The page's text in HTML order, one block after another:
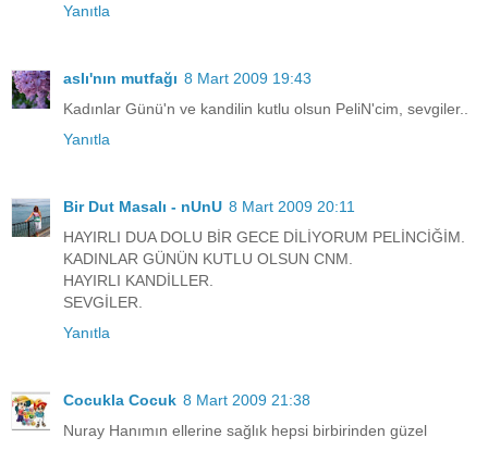
Yanıtla
aslı'nın mutfağı 8 Mart 2009 19:43
Kadınlar Günü'n ve kandilin kutlu olsun PeliN'cim, sevgiler..
Yanıtla
Bir Dut Masalı - nUnU 8 Mart 2009 20:11
HAYIRLI DUA DOLU BİR GECE DİLİYORUM PELİNCİĞİM.
KADINLAR GÜNÜN KUTLU OLSUN CNM.
HAYIRLI KANDİLLER.
SEVGİLER.
Yanıtla
Cocukla Cocuk 8 Mart 2009 21:38
Nuray Hanımın ellerine sağlık hepsi birbirinden güzel